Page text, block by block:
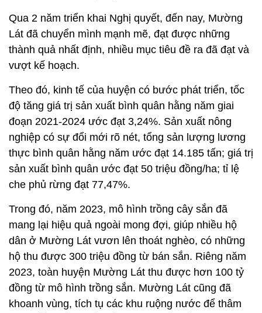
Qua 2 năm triển khai Nghị quyết, đến nay, Mường
Lát đã chuyển mình mạnh mẽ, đạt được những
thành quả nhất định, nhiều mục tiêu đề ra đã đạt và
vượt kế hoạch.
Theo đó, kinh tế của huyện có bước phát triển, tốc
độ tăng giá trị sản xuất bình quân hằng năm giai
đoạn 2021-2024 ước đạt 3,24%. Sản xuất nông
nghiệp có sự đổi mới rõ nét, tổng sản lượng lương
thực bình quân hằng năm ước đạt 14.185 tấn; giá trị
sản xuất bình quân ước đạt 50 triệu đồng/ha; tỉ lệ
che phủ rừng đạt 77,47%.
Trong đó, năm 2023, mô hình trồng cây sắn đã
mang lại hiệu quả ngoài mong đợi, giúp nhiều hộ
dân ở Mường Lát vươn lên thoát nghèo, có những
hộ thu được 300 triệu đồng từ bán sắn. Riêng năm
2023, toàn huyện Mường Lát thu được hơn 100 tỷ
đồng từ mô hình trồng sắn. Mường Lát cũng đã
khoanh vùng, tích tụ các khu ruộng nước để thâm